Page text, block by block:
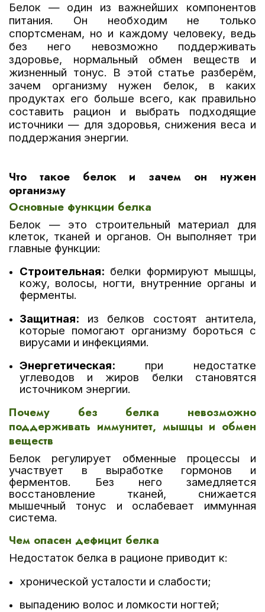
Белок — один из важнейших компонентов
питания. Он необходим не только
спортсменам, но и каждому человеку, ведь
без него невозможно поддерживать
здоровье, нормальный обмен веществ и
жизненный тонус. В этой статье разберём,
зачем организму нужен белок, в каких
продуктах его больше всего, как правильно
составить рацион и выбрать подходящие
источники — для здоровья, снижения веса и
поддержания энергии.
Что такое белок и зачем он нужен
организму
Основные функции белка
Белок — это строительный материал для
клеток, тканей и органов. Он выполняет три
главные функции:
Строительная: белки формируют мышцы,
кожу, волосы, ногти, внутренние органы и
ферменты.
Защитная: из белков состоят антитела,
которые помогают организму бороться с
вирусами и инфекциями.
Энергетическая: при недостатке
углеводов и жиров белки становятся
источником энергии.
Почему без белка невозможно
поддерживать иммунитет, мышцы и обмен
веществ
Белок регулирует обменные процессы и
участвует в выработке гормонов и
ферментов. Без него замедляется
восстановление тканей, снижается
мышечный тонус и ослабевает иммунная
система.
Чем опасен дефицит белка
Недостаток белка в рационе приводит к:
хронической усталости и слабости;
выпадению волос и ломкости ногтей;